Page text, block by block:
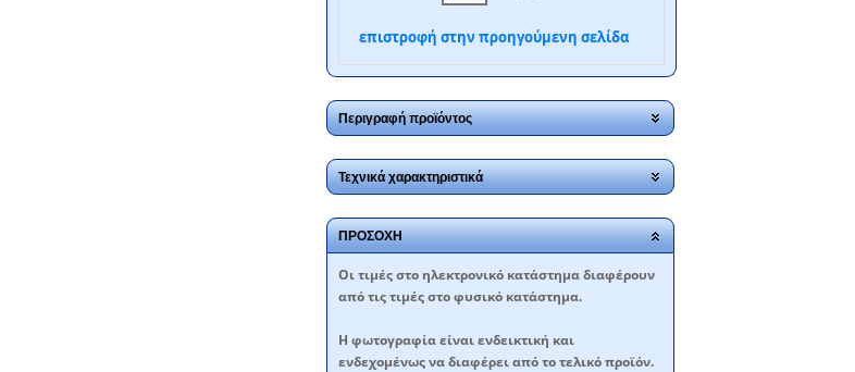
επιστροφή στην προηγούμενη σελίδα
Περιγραφή προϊόντος
Τεχνικά χαρακτηριστικά
ΠΡΟΣΟΧΗ
Oι τιμές στο ηλεκτρονικό κατάστημα διαφέρουν
από τις τιμές στο φυσικό κατάστημα.
Η φωτογραφία είναι ενδεικτική και
ενδεχομένως να διαφέρει από το τελικό προϊόν.